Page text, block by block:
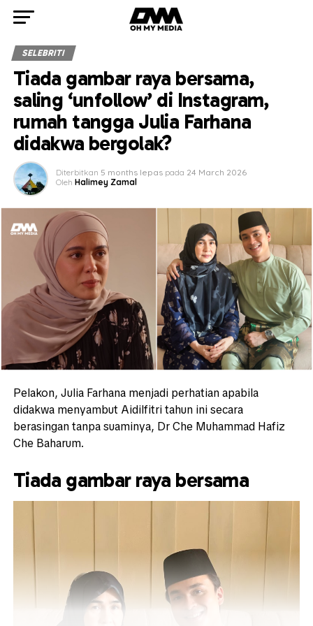
SELEBRITI
Tiada gambar raya bersama,
saling ‘unfollow’ di Instagram,
rumah tangga Julia Farhana
didakwa bergolak?
Diterbitkan 5 months lepas pada 24 March 2026
Oleh Halimey Zamal
Pelakon, Julia Farhana menjadi perhatian apabila
didakwa menyambut Aidilfitri tahun ini secara
berasingan tanpa suaminya, Dr Che Muhammad Hafiz
Che Baharum.
Tiada gambar raya bersama